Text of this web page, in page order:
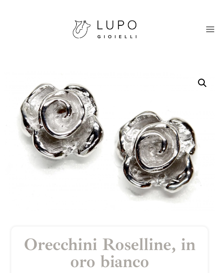
Orecchini Roselline, in
oro bianco